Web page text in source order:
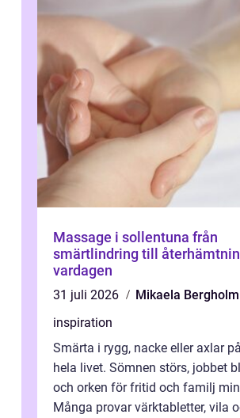
Massage i sollentuna från
smärtlindring till
vardagen
31 juli 2026
Mikaela Bergholm
inspiration
Smärta i rygg, nacke eller axlar
hela livet. Sömnen störs, jobbet
och orken för fritid och familj
Många provar värktabletter, vila